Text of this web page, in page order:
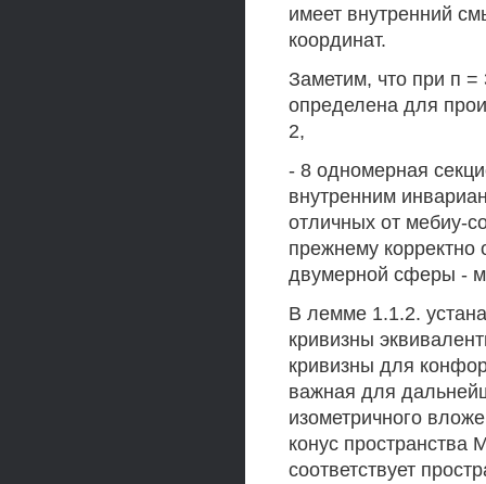
имеет внутренний
координат.
Заметим, что при п =
определена для
2,
- 8 одномерная
внутренним
отличных от мебиу-
прежнему
двумерной сферы -
В лемме 1.1.2.
кривизны
кривизны для
важная для
изометричного
конус пространства
соответствует